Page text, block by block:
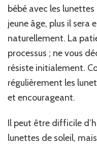
bébé avec les
jeune âge, plus il sera
naturellement. La
processus ; ne vous
résiste initialement.
régulièrement les
et encourageant.
Il peut être difficile
lunettes de soleil,